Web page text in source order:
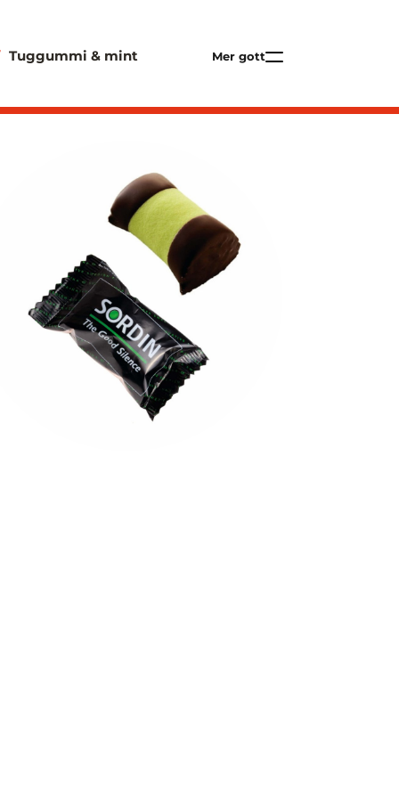
Tuggummi & mint Mer gott